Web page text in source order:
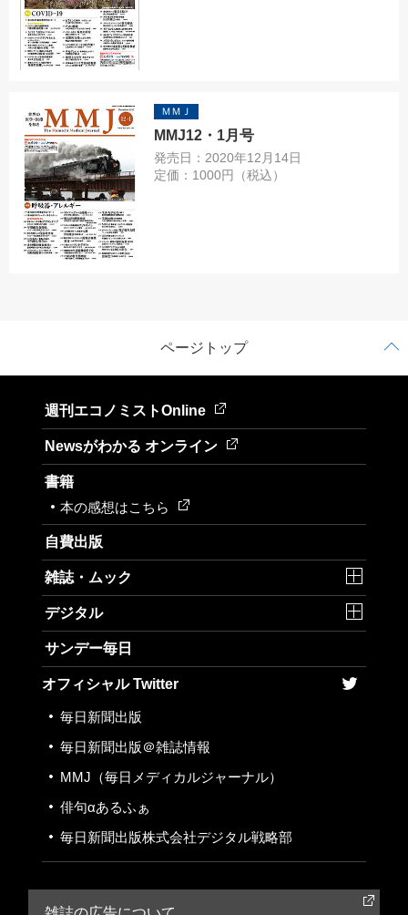
ＭＭＪ
MMJ12・1月号
発売日：2020年12月14日
定価：1000円（税込）
ページトップ
週刊エコノミストOnline
Newsがわかる オンライン
書籍
本の感想はこちら
自費出版
雑誌・ムック
デジタル
サンデー毎日
オフィシャル Twitter
毎日新聞出版
毎日新聞出版＠雑誌情報
MMJ （毎日メディカルジャーナル）
俳句αあるふぁ
毎日新聞出版株式会社デジタル戦略部